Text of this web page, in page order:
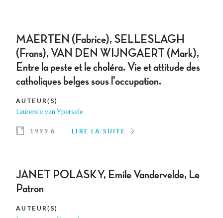
MAERTEN (Fabrice), SELLESLAGH
(Frans), VAN DEN WIJNGAERT (Mark),
Entre la peste et le choléra. Vie et attitude des
catholiques belges sous l'occupation.
AUTEUR(S)
Laurence van Ypersele
1999 6 LIRE LA SUITE
JANET POLASKY, Emile Vandervelde, Le
Patron
AUTEUR(S)